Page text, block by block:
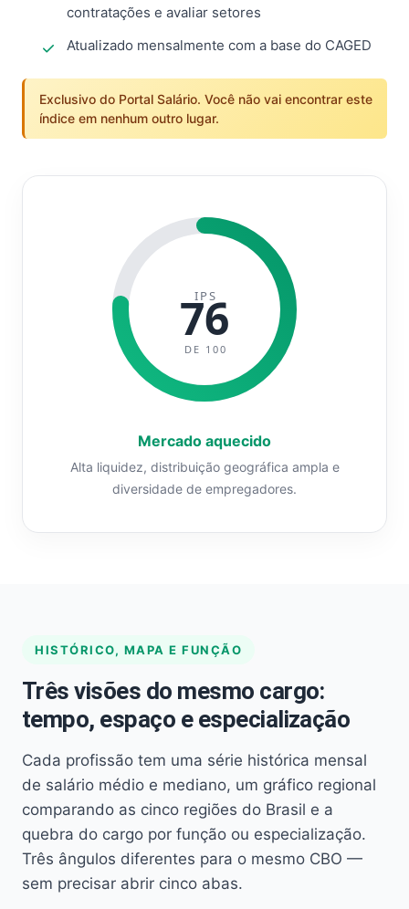
contratações e avaliar setores
Atualizado mensalmente com a base do CAGED
Exclusivo do Portal Salário. Você não vai encontrar este
índice em nenhum outro lugar.
IPS
76
DE 100
Mercado aquecido
Alta liquidez, distribuição geográfica ampla e
diversidade de empregadores.
HISTÓRICO, MAPA E FUNÇÃO
Três visões do mesmo cargo:
tempo, espaço e especialização
Cada profissão tem uma série histórica mensal
de salário médio e mediano, um gráfico regional
comparando as cinco regiões do Brasil e a
quebra do cargo por função ou especialização.
Três ângulos diferentes para o mesmo CBO —
sem precisar abrir cinco abas.